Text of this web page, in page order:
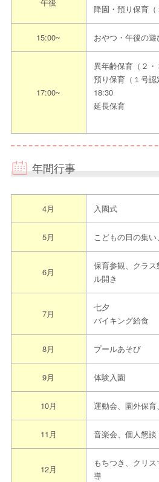
①希望日程を本園指定申込方法にてご
↓
②日程調整し見学日を決定をします
↓
③約束のお時間に園へお越しください
降園・預り保育（
15:00~ おやつ・午後の遊
17:00~
異年齢保育（２・
預り保育（１号認
18:30
延長保育
年間行事
4月 入園式
5月 こどもの日の集
6月
保育参観、クラ
ル開き
7月
七夕
バイキング給食
8月 プールあそび
9月 体験入園
10月 運動会、園外保
11月 音楽会、個人懇談
12月
もちつき、クリ
導